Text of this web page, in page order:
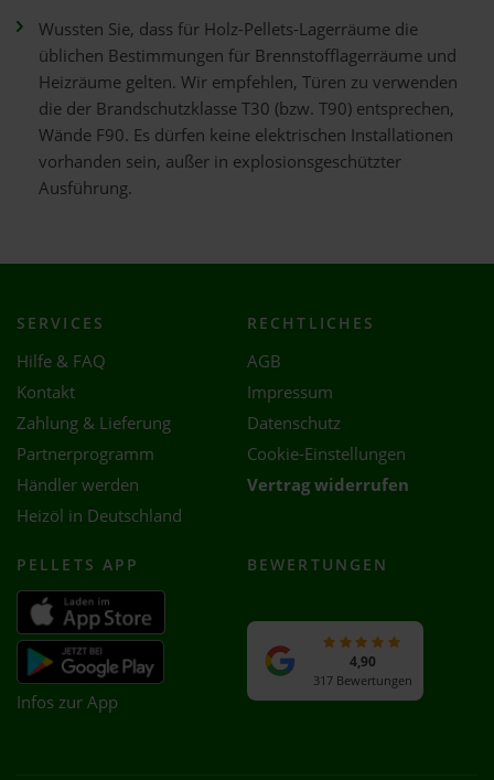
Wussten Sie, dass für Holz-Pellets-Lagerräume die
üblichen Bestimmungen für Brennstofflagerräume und
Heizräume gelten. Wir empfehlen, Türen zu verwenden
die der Brandschutzklasse T30 (bzw. T90) entsprechen,
Wände F90. Es dürfen keine elektrischen Installationen
vorhanden sein, außer in explosionsgeschützter
Ausführung.
SERVICES
Hilfe & FAQ
Kontakt
Zahlung & Lieferung
Partnerprogramm
Händler werden
Heizöl in Deutschland
RECHTLICHES
AGB
Impressum
Datenschutz
Cookie-Einstellungen
Vertrag widerrufen
PELLETS APP
Infos zur App
BEWERTUNGEN
4,90
317 Bewertungen